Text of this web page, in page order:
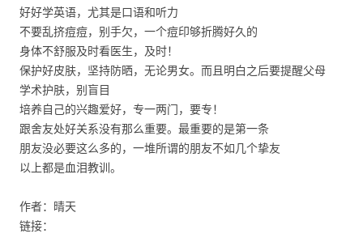
好好学英语，尤其是口语和听力
不要乱挤痘痘，别手欠，一个痘印够折腾好久的
身体不舒服及时看医生，及时！
保护好皮肤，坚持防晒，无论男女。而且明白之后要提醒父母
学术护肤，别盲目
培养自己的兴趣爱好，专一两门，要专！
跟舍友处好关系没有那么重要。最重要的是第一条
朋友没必要这么多的，一堆所谓的朋友不如几个挚友
以上都是血泪教训。
作者：晴天
链接：